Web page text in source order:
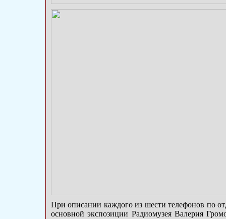
При описании каждого из шести телефонов по
основной экспозиции Радиомузея Валерия